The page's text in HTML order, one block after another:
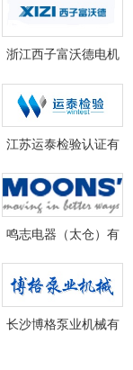
浙江西子富沃德电机
江苏运泰检验认证有
限公司
鸣志电器（太仓）有
长沙博格泵业机械有